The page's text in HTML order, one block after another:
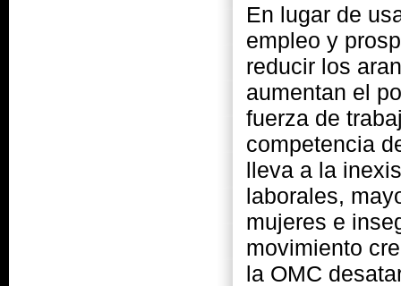
En lugar de
empleo y
reducir los
aumentan el
fuerza de
competencia
lleva a la
laborales,
mujeres e
movimiento
la OMC